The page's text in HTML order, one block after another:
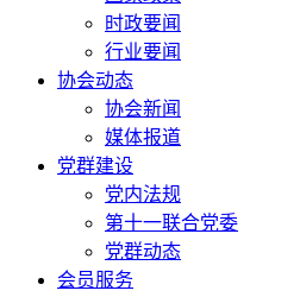
时政要闻
行业要闻
协会动态
协会新闻
媒体报道
党群建设
党内法规
第十一联合党委
党群动态
会员服务